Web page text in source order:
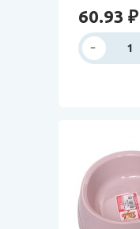
60.93 ₽